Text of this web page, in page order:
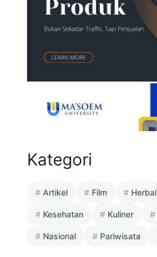
Kategori
Artikel Film Herbal
Kesehatan Kuliner
Nasional Pariwisata